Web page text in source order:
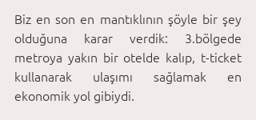
Biz en son en mantıklının şöyle bir şey
olduğuna karar verdik: 3.bölgede
metroya yakın bir otelde kalıp, t-ticket
kullanarak ulaşımı sağlamak en
ekonomik yol gibiydi.